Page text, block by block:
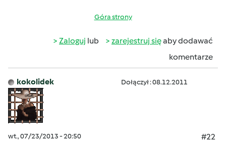
Góra strony
Zaloguj lub zarejestruj sięaby dodawać
komentarze
kokolidek Dołączył : 08.12.2011
wt., 07/23/2013 - 20:50
#22